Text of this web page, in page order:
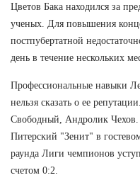
Цветов Бака находился за
ученых. Для повышения
постпубертатной
день в течение нескольких
Профессиональные навыки
нельзя сказать о ее
Свободный, Андролик
Питерский "Зенит" в
раунда Лиги чемпионов
счетом 0:2.